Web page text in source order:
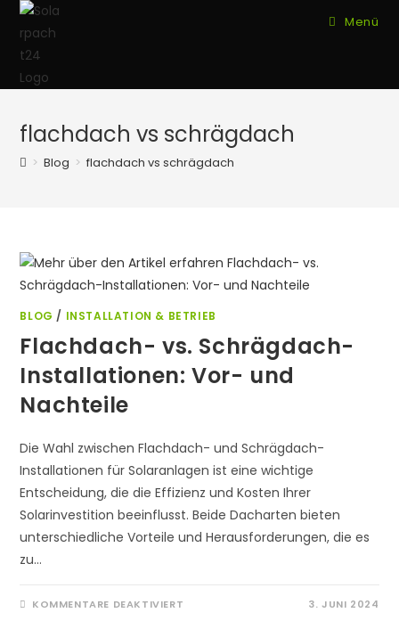
Zum
Inhalt
springen
Menü
flachdach vs schrägdach
> Blog > flachdach vs schrägdach
BLOG / INSTALLATION & BETRIEB
Flachdach- vs. Schrägdach-
Installationen: Vor- und
Nachteile
Die Wahl zwischen Flachdach- und Schrägdach-
Installationen für Solaranlagen ist eine wichtige
Entscheidung, die die Effizienz und Kosten Ihrer
Solarinvestition beeinflusst. Beide Dacharten bieten
unterschiedliche Vorteile und Herausforderungen, die es
zu…
KOMMENTARE DEAKTIVIERT 3. JUNI 2024